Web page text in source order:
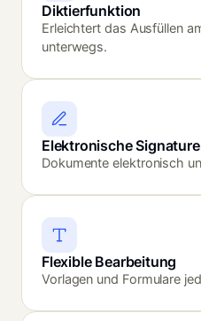
Diktierfunktion
Erleichtert das Ausfüllen
unterwegs.
Elektronische
Dokumente elektronisch
Flexible Bearbeitung
Vorlagen und Formulare